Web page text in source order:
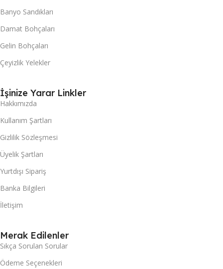
Banyo Sandıkları
Damat Bohçaları
Gelin Bohçaları
Çeyizlik Yelekler
İşinize Yarar Linkler
Hakkımızda
Kullanım Şartları
Gizlilik Sözleşmesi
Üyelik Şartları
Yurtdışı Sipariş
Banka Bilgileri
İletişim
Merak Edilenler
Sıkça Sorulan Sorular
Ödeme Seçenekleri